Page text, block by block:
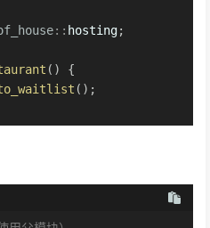
:: hosting;
( )
{
( ) ;